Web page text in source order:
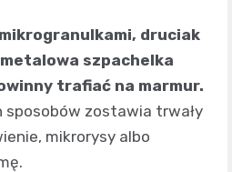
mikrogranulkami, druciak
szpachelka
trafiać na marmur.
sposobów zostawia trwały
mikrorysy albo